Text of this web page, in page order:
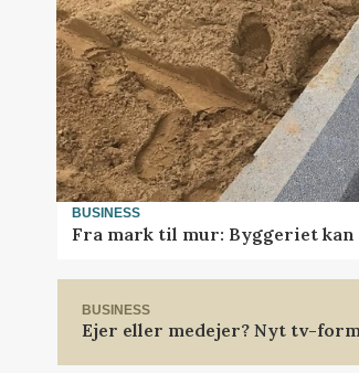
BUSINESS
Fra mark til mur: Byggeriet
BUSINESS
Ejer eller medejer? Nyt tv-